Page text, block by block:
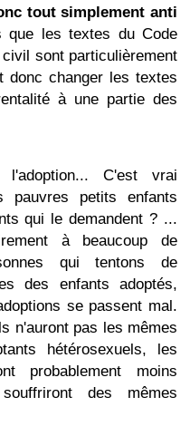
tout simplement anti
que les textes du Code
sont particulièrement
donc changer les textes
à une partie des
... C'est vrai
pauvres petits enfants
qui le demandent ? ...
à beaucoup de
qui tentons de
des enfants adoptés,
se passent mal.
n'auront pas les mêmes
hétérosexuels, les
probablement moins
des mêmes